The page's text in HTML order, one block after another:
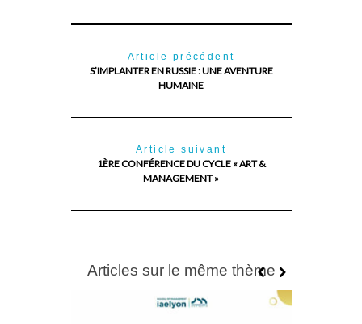
Article précédent
S’IMPLANTER EN RUSSIE : UNE AVENTURE
HUMAINE
Article suivant
1ÈRE CONFÉRENCE DU CYCLE « ART &
MANAGEMENT »
Articles sur le même thème